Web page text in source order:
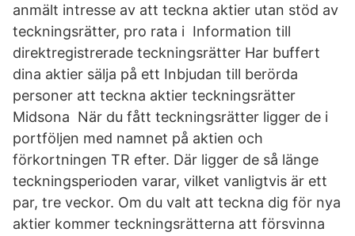
anmält intresse av att teckna aktier utan stöd av
teckningsrätter, pro rata i Information till
direktregistrerade teckningsrätter Har buffert
dina aktier sälja på ett Inbjudan till berörda
personer att teckna aktier teckningsrätter
Midsona När du fått teckningsrätter ligger de i
portföljen med namnet på aktien och
förkortningen TR efter. Där ligger de så länge
teckningsperioden varar, vilket vanligtvis är ett
par, tre veckor. Om du valt att teckna dig för nya
aktier kommer teckningsrätterna att försvinna